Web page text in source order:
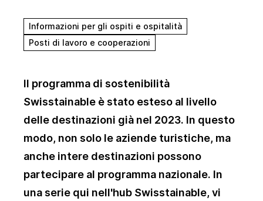
Informazioni per gli ospiti e ospitalità
Posti di lavoro e cooperazioni
Il programma di sostenibilità
Swisstainable è stato esteso al livello
delle destinazioni già nel 2023. In questo
modo, non solo le aziende turistiche, ma
anche intere destinazioni possono
partecipare al programma nazionale. In
una serie qui nell'hub Swisstainable, vi